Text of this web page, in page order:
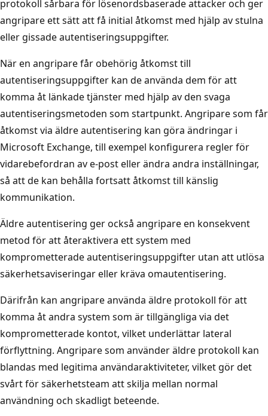
protokoll sårbara för lösenordsbaserade attacker och ger
angripare ett sätt att få initial åtkomst med hjälp av stulna
eller gissade autentiseringsuppgifter.
När en angripare får obehörig åtkomst till
autentiseringsuppgifter kan de använda dem för att
komma åt länkade tjänster med hjälp av den svaga
autentiseringsmetoden som startpunkt. Angripare som får
åtkomst via äldre autentisering kan göra ändringar i
Microsoft Exchange, till exempel konfigurera regler för
vidarebefordran av e-post eller ändra andra inställningar,
så att de kan behålla fortsatt åtkomst till känslig
kommunikation.
Äldre autentisering ger också angripare en konsekvent
metod för att återaktivera ett system med
komprometterade autentiseringsuppgifter utan att utlösa
säkerhetsaviseringar eller kräva omautentisering.
Därifrån kan angripare använda äldre protokoll för att
komma åt andra system som är tillgängliga via det
komprometterade kontot, vilket underlättar lateral
förflyttning. Angripare som använder äldre protokoll kan
blandas med legitima användaraktiviteter, vilket gör det
svårt för säkerhetsteam att skilja mellan normal
användning och skadligt beteende.